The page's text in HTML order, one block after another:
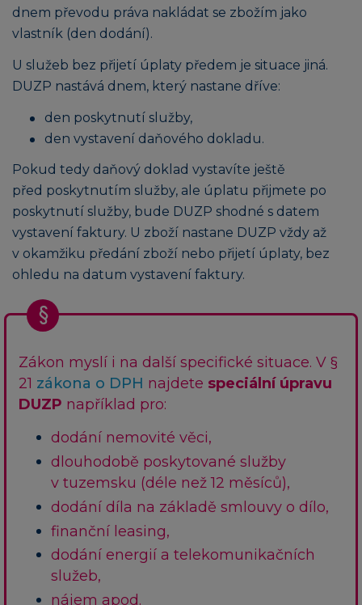
dnem převodu práva nakládat se zbožím jako
vlastník (den dodání).
U služeb bez přijetí úplaty předem je situace jiná.
DUZP nastává dnem, který nastane dříve:
den poskytnutí služby,
den vystavení daňového dokladu.
Pokud tedy daňový doklad vystavíte ještě
před poskytnutím služby, ale úplatu přijmete po
poskytnutí služby, bude DUZP shodné s datem
vystavení faktury. U zboží nastane DUZP vždy až
v okamžiku předání zboží nebo přijetí úplaty, bez
ohledu na datum vystavení faktury.
Zákon myslí i na další specifické situace. V §
21 zákona o DPH najdete speciální úpravu
DUZP například pro:
dodání nemovité věci,
dlouhodobě poskytované služby
v tuzemsku (déle než 12 měsíců),
dodání díla na základě smlouvy o dílo,
finanční leasing,
dodání energií a telekomunikačních
služeb,
nájem apod.